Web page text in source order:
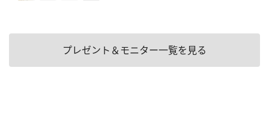
プレゼント＆モニター一覧を見る